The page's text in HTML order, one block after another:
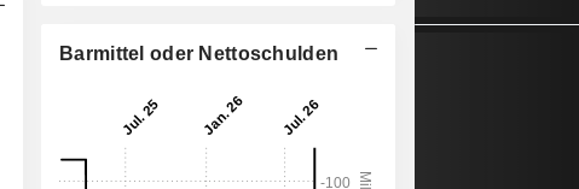
Barmittel oder Nettoschulden